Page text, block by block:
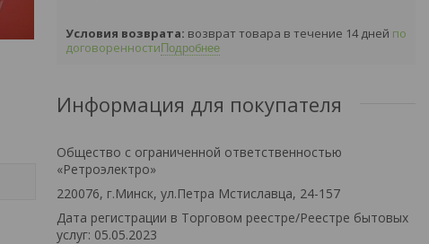
возврат товара в течение 14 дней по
договоренности Подробнее
Информация для покупателя
Общество с ограниченной ответственностью
«Ретроэлектро»
220076, г.Минск, ул.Петра Мстиславца, 24-157
Дата регистрации в Торговом реестре/Реестре бытовых
услуг: 05.05.2023